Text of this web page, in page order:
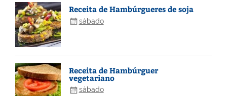
Receita de Hambúrgueres de soja
sábado
Receita de Hambúrguer
vegetariano
sábado